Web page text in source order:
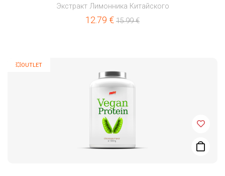
Экстракт Лимонника Китайского
12.79 € 15.99€
💥OUTLET